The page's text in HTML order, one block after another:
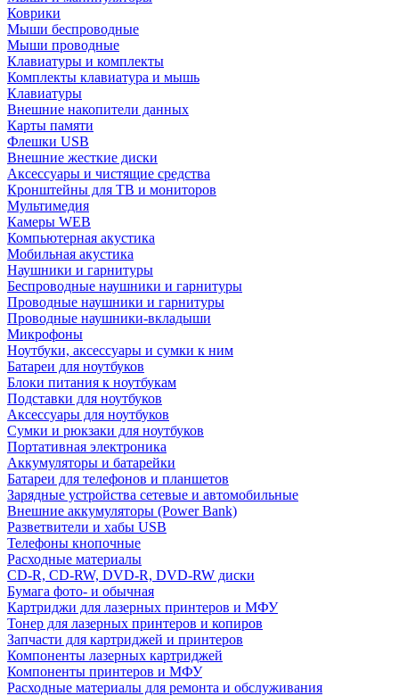
Коврики
Мыши беспроводные
Мыши проводные
Клавиатуры и комплекты
Комплекты клавиатура и мышь
Клавиатуры
Внешние накопители данных
Карты памяти
Флешки USB
Внешние жесткие диски
Аксессуары и чистящие средства
Кронштейны для ТВ и мониторов
Мультимедия
Камеры WEB
Компьютерная акустика
Мобильная акустика
Наушники и гарнитуры
Беспроводные наушники и гарнитуры
Проводные наушники и гарнитуры
Проводные наушники-вкладыши
Микрофоны
Ноутбуки, аксессуары и сумки к ним
Батареи для ноутбуков
Блоки питания к ноутбукам
Подставки для ноутбуков
Аксессуары для ноутбуков
Сумки и рюкзаки для ноутбуков
Портативная электроника
Аккумуляторы и батарейки
Батареи для телефонов и планшетов
Зарядные устройства сетевые и автомобильные
Внешние аккумуляторы (Power Bank)
Разветвители и хабы USB
Телефоны кнопочные
Расходные материалы
CD-R, CD-RW, DVD-R, DVD-RW диски
Бумага фото- и обычная
Картриджи для лазерных принтеров и МФУ
Тонер для лазерных принтеров и копиров
Запчасти для картриджей и принтеров
Компоненты лазерных картриджей
Компоненты принтеров и МФУ
Расходные материалы для ремонта и обслуживания